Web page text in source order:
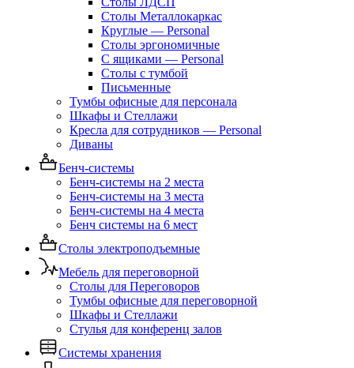
Столы Металлокаркас
Круглые — Personal
Столы эргономичные
С ящиками — Personal
Столы с тумбой
Письменные
Тумбы офисные для персонала
Шкафы и Стеллажи
Кресла для сотрудников — Personal
Диваны
Бенч-системы
Бенч-системы на 2 места
Бенч-системы на 3 места
Бенч-системы на 4 места
Бенч системы на 6 мест
Столы электроподъемные
Мебель для переговорной
Столы для Переговоров
Тумбы офисные для переговорной
Шкафы и Стеллажи
Стулья для конференц залов
Системы хранения